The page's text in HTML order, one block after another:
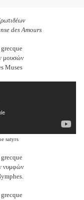
desAmours
μουσών
Muses
satyrs
νυμφών